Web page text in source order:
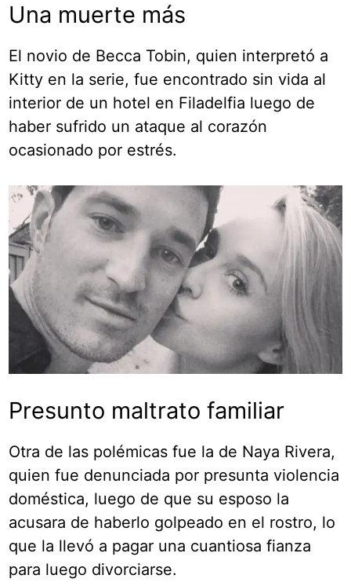
Una muerte más
El novio de Becca Tobin, quien interpretó a
Kitty en la serie, fue encontrado sin vida al
interior de un hotel en Filadelfia luego de
haber sufrido un ataque al corazón
ocasionado por estrés.
Presunto maltrato familiar
Otra de las polémicas fue la de Naya Rivera,
quien fue denunciada por presunta violencia
doméstica, luego de que su esposo la
acusara de haberlo golpeado en el rostro, lo
que la llevó a pagar una cuantiosa fianza
para luego divorciarse.